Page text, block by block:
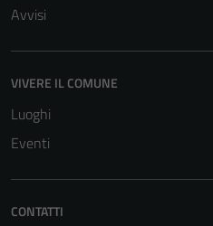
Avvisi
VIVERE IL COMUNE
Luoghi
Eventi
CONTATTI